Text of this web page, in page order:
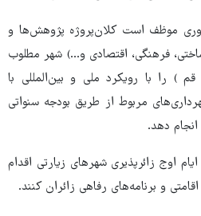
موظف است کلان‌پروژه پژوهش‌ها و
فرهنگی، اقتصادی و...) شهر مطلوب
) را با رویکرد ملی و بین‌المللی با
مربوط از طریق بودجه سنواتی
دهد.
اوج زائرپذیری شهرهای زیارتی اقدام
و برنامه‌های رفاهی زائران کنند.